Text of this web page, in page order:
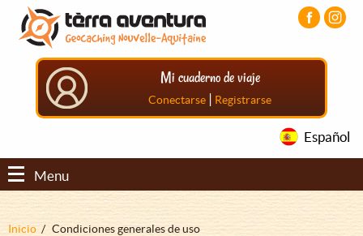
Pasar
contenido
principal
Pasar
menú
principal
Pasar
principal
Mi cuaderno de viaje
Conectarse | Registrarse
Español
Menu
Sobrescribir
Inicio Condiciones generales de uso